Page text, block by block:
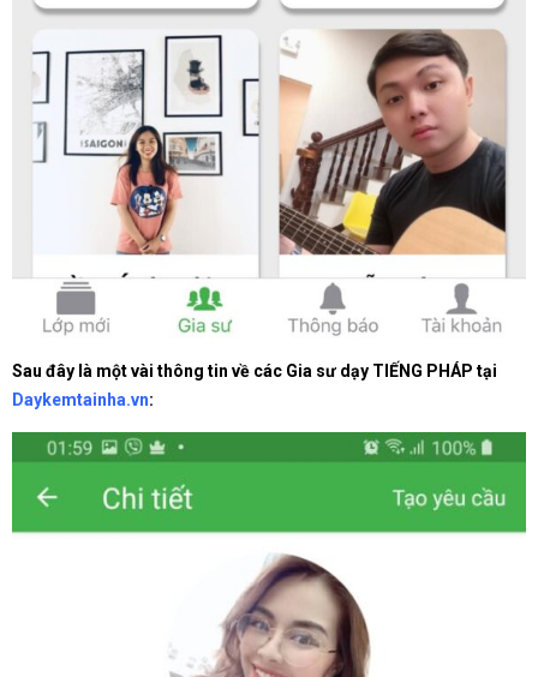
Sau đây là một vài thông tin về các Gia sư dạy TIẾNG PHÁP tại
Daykemtainha.vn: